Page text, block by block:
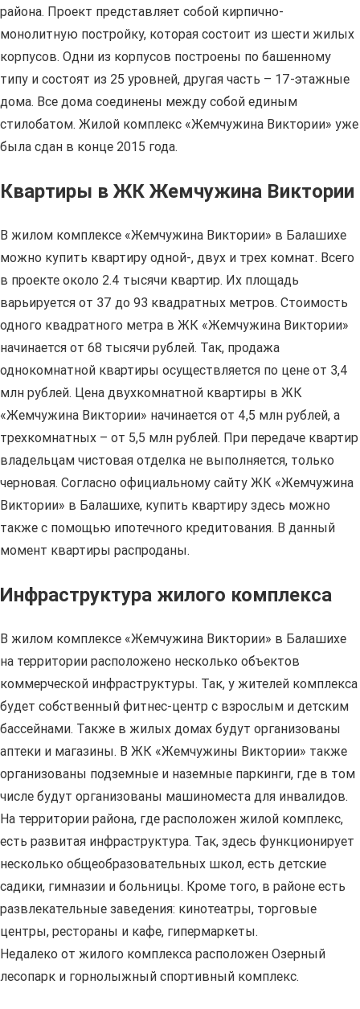
района. Проект представляет собой кирпично-
монолитную постройку, которая состоит из шести жилых
корпусов. Одни из корпусов построены по башенному
типу и состоят из 25 уровней, другая часть – 17-этажные
дома. Все дома соединены между собой единым
стилобатом. Жилой комплекс «Жемчужина Виктории» уже
была сдан в конце 2015 года.
Квартиры в ЖК Жемчужина Виктории
В жилом комплексе «Жемчужина Виктории» в Балашихе
можно купить квартиру одной-, двух и трех комнат. Всего
в проекте около 2.4 тысячи квартир. Их площадь
варьируется от 37 до 93 квадратных метров. Стоимость
одного квадратного метра в ЖК «Жемчужина Виктории»
начинается от 68 тысячи рублей. Так, продажа
однокомнатной квартиры осуществляется по цене от 3,4
млн рублей. Цена двухкомнатной квартиры в ЖК
«Жемчужина Виктории» начинается от 4,5 млн рублей, а
трехкомнатных – от 5,5 млн рублей. При передаче квартир
владельцам чистовая отделка не выполняется, только
черновая. Согласно официальному сайту ЖК «Жемчужина
Виктории» в Балашихе, купить квартиру здесь можно
также с помощью ипотечного кредитования. В данный
момент квартиры распроданы.
Инфраструктура жилого комплекса
В жилом комплексе «Жемчужина Виктории» в Балашихе
на территории расположено несколько объектов
коммерческой инфраструктуры. Так, у жителей комплекса
будет собственный фитнес-центр с взрослым и детским
бассейнами. Также в жилых домах будут организованы
аптеки и магазины. В ЖК «Жемчужины Виктории» также
организованы подземные и наземные паркинги, где в том
числе будут организованы машиноместа для инвалидов.
На территории района, где расположен жилой комплекс,
есть развитая инфраструктура. Так, здесь функционирует
несколько общеобразовательных школ, есть детские
садики, гимназии и больницы. Кроме того, в районе есть
развлекательные заведения: кинотеатры, торговые
центры, рестораны и кафе, гипермаркеты.
Недалеко от жилого комплекса расположен Озерный
лесопарк и горнолыжный спортивный комплекс.